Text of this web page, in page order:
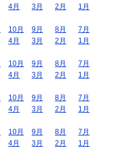
4月 3月 2月
1月
10月 9月 8月
7月
4月 3月 2月
1月
10月 9月 8月
7月
4月 3月 2月
1月
10月 9月 8月
7月
4月 3月 2月
1月
10月 9月 8月
7月
4月 3月 2月
1月